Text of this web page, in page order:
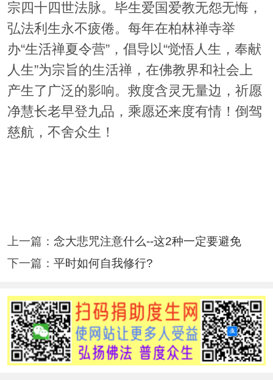
宗四十四世法脉。毕生爱国爱教无怨无悔，
弘法利生永不疲倦。每年在柏林禅寺举
办“生活禅夏令营”，倡导以“觉悟人生，奉献
人生”为宗旨的生活禅，在佛教界和社会上
产生了广泛的影响。救度含灵无量边，祈愿
净慧长老早登九品，乘愿还来度有情！倒驾
慈航，不舍众生！
上一篇： 念大悲咒注意什么--这2种一定要避免
下一篇： 平时如何自我修行?